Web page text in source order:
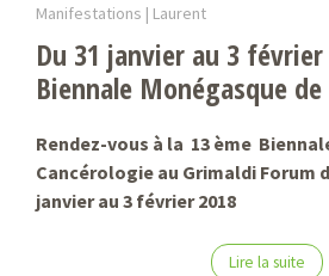
Manifestations | Laurent
Du 31 janvier au 3
Biennale Monégasque
Rendez-vous à la 13 ème
Cancérologie au Grimaldi Forum
janvier au 3 février 2018
Lire la suite